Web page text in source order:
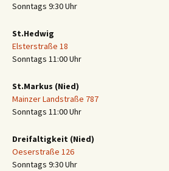
Sonntags 9:30 Uhr
St.Hedwig
Elsterstraße 18
Sonntags 11:00 Uhr
St.Markus (Nied)
Mainzer Landstraße 787
Sonntags 11:00 Uhr
Dreifaltigkeit (Nied)
Oeserstraße 126
Sonntags 9:30 Uhr